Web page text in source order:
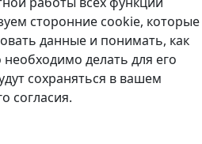
сторонние cookie, которые
данные и понимать, как
делать для его
сохраняться в вашем
согласия.